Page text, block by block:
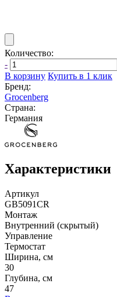
Количество:
-
В корзину Купить в 1 клик
Бренд:
Grocenberg
Страна:
Германия
Характеристики
Артикул
GB5091CR
Монтаж
Внутренний (скрытый)
Управление
Термостат
Ширина, см
30
Глубина, см
47